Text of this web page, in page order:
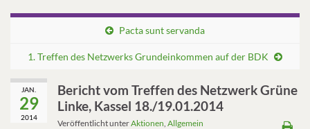
Pacta sunt servanda
1. Treffen des Netzwerks Grundeinkommen auf der BDK
JAN.
29
2014
Bericht vom Treffen des Netzwerk Grüne
Linke, Kassel 18./19.01.2014
Veröffentlicht unterAktionen Allgemein